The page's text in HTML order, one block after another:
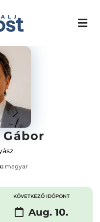
Gábor
magyar
KÖVETKEZŐ IDŐPONT
Aug. 10.